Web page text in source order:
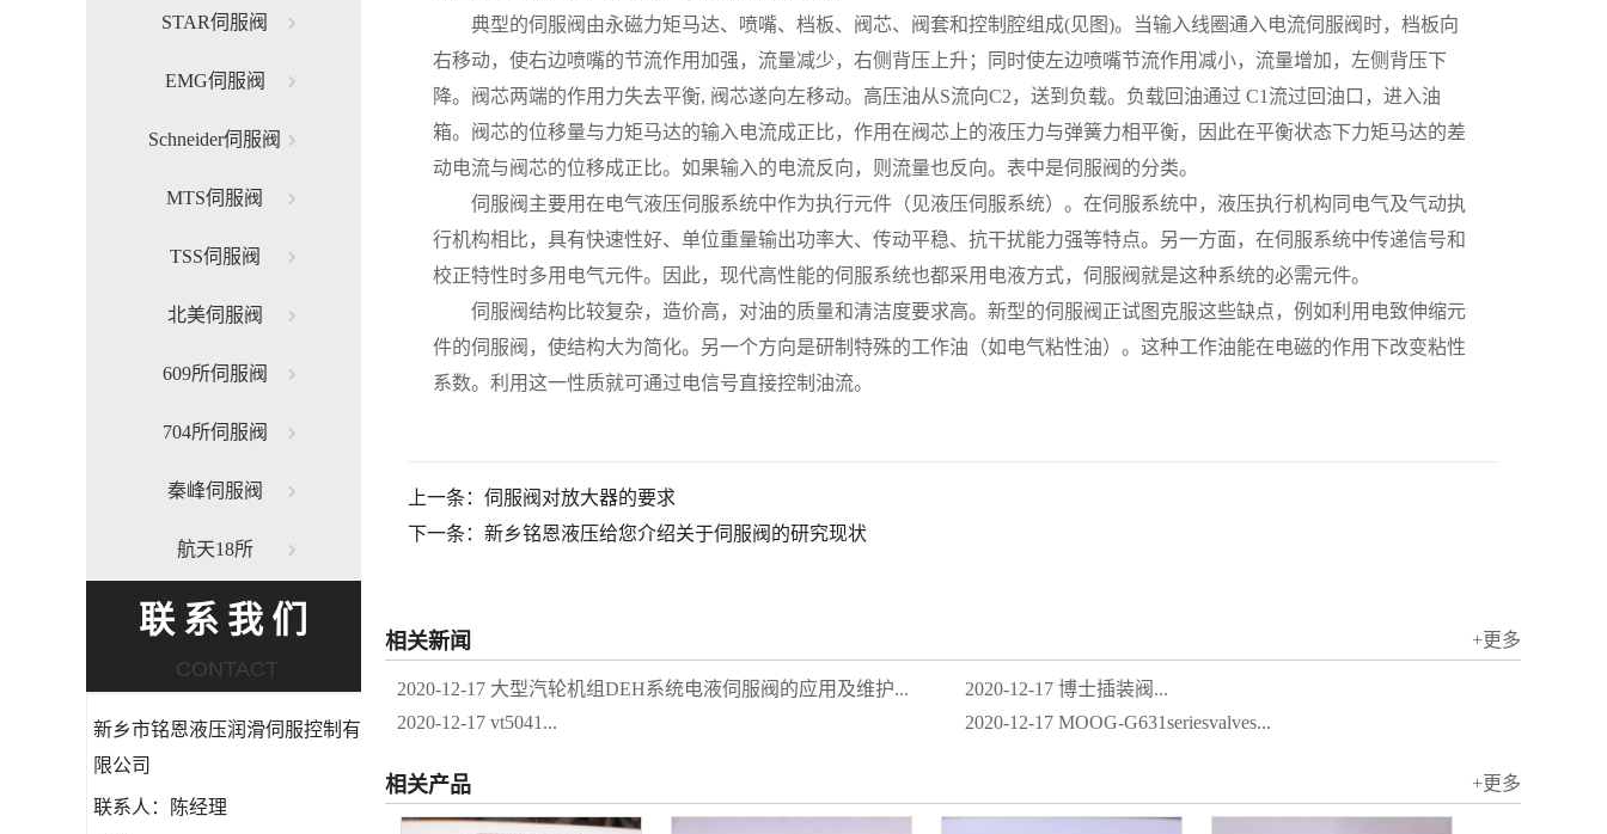
STAR伺服阀
EMG伺服阀
Schneider伺服阀
MTS伺服阀
TSS伺服阀
北美伺服阀
609所伺服阀
704所伺服阀
秦峰伺服阀
航天18所
联系我们
CONTACT
新乡市铭恩液压润滑伺服控制有
限公司
联系人：陈经理
典型的伺服阀由永磁力矩马达、喷嘴、档板、阀芯、阀套和控制腔组成(见图)。当输入线圈通入电流伺服阀时，档板向
右移动，使右边喷嘴的节流作用加强，流量减少，右侧背压上升；同时使左边喷嘴节流作用减小，流量增加，左侧背压下
降。阀芯两端的作用力失去平衡, 阀芯遂向左移动。高压油从S流向C2，送到负载。负载回油通过 C1流过回油口，进入油
箱。阀芯的位移量与力矩马达的输入电流成正比，作用在阀芯上的液压力与弹簧力相平衡，因此在平衡状态下力矩马达的差
动电流与阀芯的位移成正比。如果输入的电流反向，则流量也反向。表中是伺服阀的分类。
伺服阀主要用在电气液压伺服系统中作为执行元件（见液压伺服系统）。在伺服系统中，液压执行机构同电气及气动执
行机构相比，具有快速性好、单位重量输出功率大、传动平稳、抗干扰能力强等特点。另一方面，在伺服系统中传递信号和
校正特性时多用电气元件。因此，现代高性能的伺服系统也都采用电液方式，伺服阀就是这种系统的必需元件。
伺服阀结构比较复杂，造价高，对油的质量和清洁度要求高。新型的伺服阀正试图克服这些缺点，例如利用电致伸缩元
件的伺服阀，使结构大为简化。另一个方向是研制特殊的工作油（如电气粘性油）。这种工作油能在电磁的作用下改变粘性
系数。利用这一性质就可通过电信号直接控制油流。
上一条： 伺服阀对放大器的要求
下一条： 新乡铭恩液压给您介绍关于伺服阀的研究现状
相关新闻 +更多
2020-12-17 大型汽轮机组DEH系统电液伺服阀的应用及维护... 2020-12-17 博士插装阀...
2020-12-17 vt5041... 2020-12-17 MOOG-G631seriesvalves...
相关产品 +更多